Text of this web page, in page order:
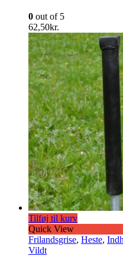
0 out of 5
62,50kr.
Tilføj til kurv
Quick View
Frilandsgrise, Heste,
Vildt